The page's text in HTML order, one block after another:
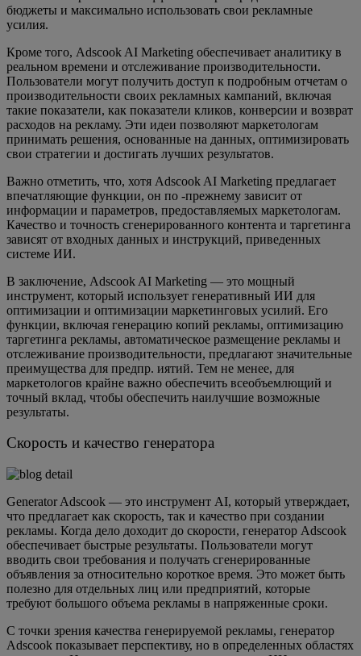
бюджеты и максимально использовать свои рекламные
усилия.
Кроме того, Adscook AI Marketing обеспечивает аналитику в
реальном времени и отслеживание производительности.
Пользователи могут получить доступ к подробным отчетам о
производительности своих рекламных кампаний, включая
такие показатели, как показатели кликов, конверсии и возврат
расходов на рекламу. Эти идеи позволяют маркетологам
принимать решения, основанные на данных, оптимизировать
свои стратегии и достигать лучших результатов.
Важно отметить, что, хотя Adscook AI Marketing предлагает
впечатляющие функции, он по -прежнему зависит от
информации и параметров, предоставляемых маркетологам.
Качество и точность сгенерированного контента и таргетинга
зависят от входных данных и инструкций, приведенных
системе ИИ.
В заключение, Adscook AI Marketing — это мощный
инструмент, который использует генеративный ИИ для
оптимизации и оптимизации маркетинговых усилий. Его
функции, включая генерацию копий рекламы, оптимизацию
таргетинга рекламы, автоматическое размещение рекламы и
отслеживание производительности, предлагают значительные
преимущества для предпр. иятий. Тем не менее, для
маркетологов крайне важно обеспечить всеобъемлющий и
точный вклад, чтобы обеспечить наилучшие возможные
результаты.
Скорость и качество генератора
Generator Adscook — это инструмент AI, который утверждает,
что предлагает как скорость, так и качество при создании
рекламы. Когда дело доходит до скорости, генератор Adscook
обеспечивает быстрые результаты. Пользователи могут
вводить свои требования и получать сгенерированные
объявления за относительно короткое время. Это может быть
полезно для отдельных лиц или предприятий, которые
требуют большого объема рекламы в напряженные сроки.
С точки зрения качества генерируемой рекламы, генератор
Adscook показывает перспективу, но в определенных областях